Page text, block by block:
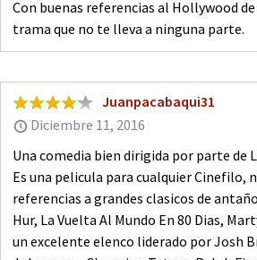
Con buenas referencias al Hollywood
trama que no te lleva a ninguna parte.
Juanpacabaqui31
Diciembre 11, 2016
Una comedia bien dirigida por parte de
Es una pelicula para cualquier Cinefilo,
referencias a grandes clasicos de
Hur, La Vuelta Al Mundo En 80 Dias,
un excelente elenco liderado por Josh